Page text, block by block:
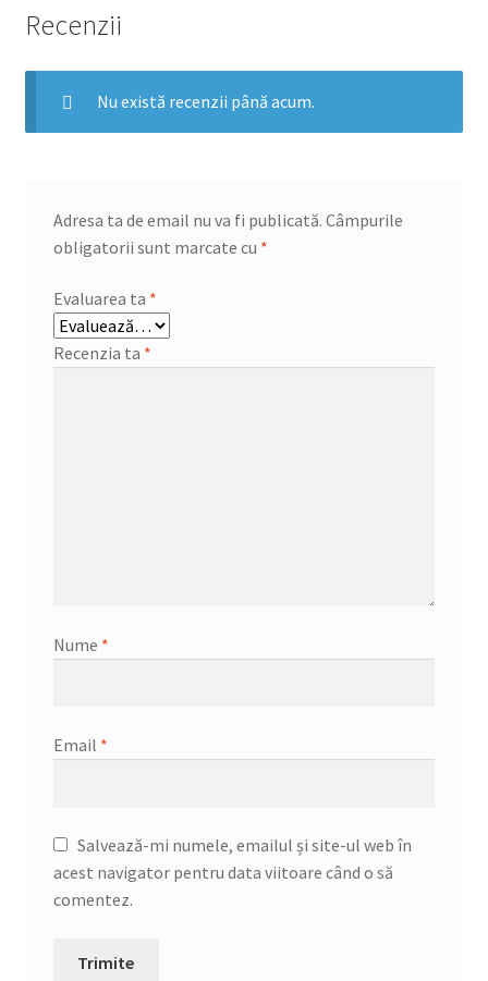
Recenzii
Nu există recenzii până acum.
Adresa ta de email nu va fi publicată. Câmpurile
obligatorii sunt marcate cu *
Evaluarea ta *
Recenzia ta *
Nume *
Email *
Salvează-mi numele, emailul și site-ul web în
acest navigator pentru data viitoare când o să
comentez.